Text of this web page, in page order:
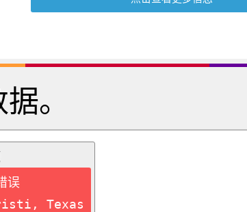
。
误
Texas